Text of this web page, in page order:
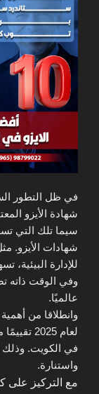
في ظل التطور
شهادة الأيزو
سيما تلك التي
للإدارة
وفي الوقت ذاته
عالميًا.
وانطلاقا من
في الكويت. وذلك
واستنارة.